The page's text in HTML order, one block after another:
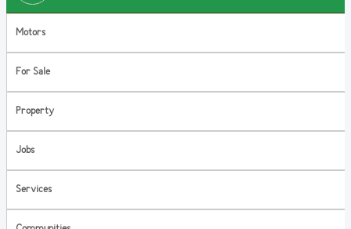
Motors
For Sale
Property
Jobs
Services